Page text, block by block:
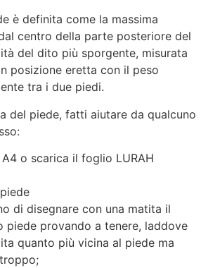
è definita come la massima
centro della parte posteriore del
del dito più sporgente, misurata
posizione eretta con il peso
tra i due piedi.
del piede, fatti aiutare da qualcuno
o scarica il foglio LURAH
di disegnare con una matita il
piede provando a tenere, laddove
quanto più vicina al piede ma